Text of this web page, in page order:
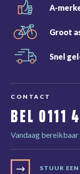
A-
Groot
Snel
CONTACT
BEL 0111
Vandaag
STUUR